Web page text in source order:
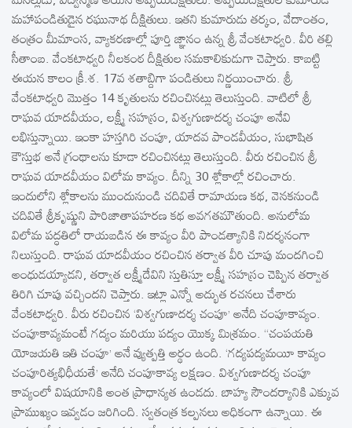
మహాపండితుడైన రఘునాథ దీక్షితులు. ఇతని కుమారుడు తర్కం, వేదాంతం,
తంత్రం మీమాంస, వ్యాకరణాల్లో పూర్తి జ్ఞానం ఉన్న శ్రీ వేంకటాధ్వరి. వీరి తల్లి
సీతాంబ. వేంకటాధ్వరి నీలకంఠ దీక్షితుల సమకాలికుడుగా చెప్తారు. కాబట్టి
ఈయన కాలం క్రీ.శ. 17వ శతాబ్దిగా పండితులు నిర్ణయించారు. శ్రీ
వేంకటాధ్వరి మొత్తం 14 కృతులను రచించినట్లు తెలుస్తుంది. వాటిలో శ్రీ
రాఘవ యాదవీయం, లక్ష్మీ సహస్రం, విశ్వగుణాదర్శ చంపూ అనేవి
లభిస్తున్నాయి. ఇంకా హస్తగిరి చంపూ, యాదవ పాండవీయం, సుభాషిత
కౌస్తుభ అనే గ్రంథాలను కూడా రచించినట్లు తెలుస్తుంది. వీరు రచించిన శ్రీ
రాఘవ యాదవీయం విలోమ కావ్యం. దీన్ని 30 శ్లోకాల్లో రచించారు.
ఇందులోని శ్లోకాలను ముందునుండి చదివితే రామాయణ కథ, వెనకనుండి
చదివితే శ్రీకృష్ణుని పారిజాతాపహరణ కథ అవగతమౌతుంది. అనులోమ
విలోమ పద్ధతిలో రాయబడిన ఈ కావ్యం వీరి పాండత్యానికి నిదర్శనంగా
నిలుస్తుంది. రాఘవ యాదవీయం రచించిన తర్వాత వీరి చూపు మందగించి
అంధుడయ్యాడని, తర్వాత లక్ష్మీదేవిని స్తుతిస్తూ లక్ష్మీ సహస్రం చెప్పిన తర్వాత
తిరిగి చూపు వచ్చిందని చెప్తారు. ఇట్లా ఎన్నో అద్భుత రచనలు చేశారు
వేంకటాధ్వరి. వీరు రచించిన ‘విశ్వగుణాదర్శ చంపూ’ అనేది చంపూకావ్యం.
చంపూకావ్యమంటే గద్యం మరియు పద్యం యొక్క మిశ్రమం. ‘‘చంపయతి
యోజయతి ఇతి చంపూ’ అనే వ్యుత్పత్తి అర్థం ఉంది. ‘గద్యపద్యమయీ కావ్యం
చంపూరిత్యభిధీయతే’ అనేది చంపూకావ్య లక్షణం. విశ్వగుణాదర్శ చంపూ
కావ్యంలో విషయానికి అంత ప్రాధాన్యత ఉండదు. బాహ్య సౌందర్యానికి ఎక్కువ
ప్రాముఖ్యం ఇవ్వడం జరిగింది. స్వతంత్ర కల్పనలు అధికంగా ఉన్నాయి. ఈ